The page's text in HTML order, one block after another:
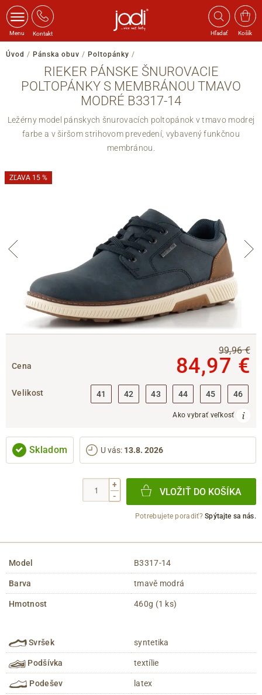
Menu Kontakt Hľadať Košík
Úvod / Pánska obuv / Poltopánky /
RIEKER PÁNSKE ŠNUROVACIE
POLTOPÁNKY S MEMBRÁNOU TMAVO
MODRÉ B3317-14
Ležérny model pánskych šnurovacích poltopánok v tmavo modrej
farbe a v širšom strihovom prevedení, vybavený funkčnou
membránou.
ZĽAVA 15 %
Cena
99,96 €
84,97 €
Velikost 41 42 43 44 45 46
Ako vybrať veľkosť
Skladom U vás: 13.8. 2026
+
-
VLOŽIŤ DO KOŠÍKA
Potrebujete poradiť?Spýtajte sa nás.
Model B3317-14
Barva tmavě modrá
Hmotnost 460g (1 ks)
Svršek syntetika
Podšívka textílie
Podešev latex